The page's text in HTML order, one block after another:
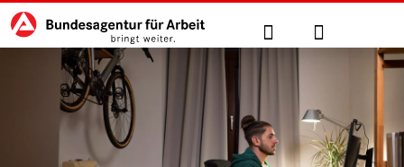
zu den Hauptinhalten springen
Hauptnavigation Suche Anmelden